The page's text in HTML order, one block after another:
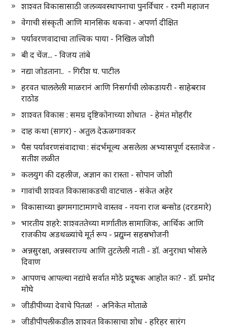
शाश्वत विकासासाठी जलव्यवस्थापनाचा पुनर्विचार - रश्मी महाजन
वेगाची संस्कृती आणि मानसिक थकवा - अपर्णा दीक्षित
पर्यावरणवादाचा तात्त्विक पाया - निखिल जोशी
बी द चेंज... - विजय तांबे
नद्या जोडताना.. - गिरीश घ. पाटील
हरवत चाललेली माळरानं आणि निसर्गाची लोकडायरी - साहेबराव
राठोड
शाश्वत विकास : समग्र दृष्टिकोनाच्या शोधात - हेमंत मोहरीर
दाह कथा (सागर) - अतुल देऊळगावकर
पैस पर्यावरणसंवादाचा : संदर्भमूल्य असलेला अभ्यासपूर्ण दस्तावेज -
सतीश लळीत
कलयुग की दहलीज, अज्ञान का रास्ता - सोपान जोशी
गावांची शाश्वत विकासाकडची वाटचाल - संकेत अहेर
विकासाच्या झगमगाटामागचे वास्तव - नयना राज बन्सोड (दरडमारे)
भारतीय शहरे: शाश्वततेच्या मार्गातील सामाजिक, आर्थिक आणि
राजकीय अडथळ्यांचे मूर्त रूप - प्रद्युम्न सहस्रभोजनी
अन्नसुरक्षा, अन्नस्वराज्य आणि तुटलेली नाती - डॉ. अनुराधा भोसले
दिवाण
आपणच आपल्या नद्यांचे सर्वात मोठे प्रदूषक आहोत का? - डॉ. प्रमोद
मोघे
जीडीपीच्या देवाचे पितळ! - अनिकेत मोताळे
जीडीपीपलीकडील शाश्वत विकासाचा शोध - हरिहर सारंग